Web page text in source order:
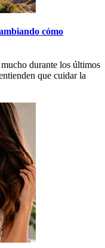
cómo
durante los últimos
que cuidar la